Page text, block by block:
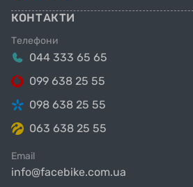
КОНТАКТИ
Телефони
044 333 65 65
099 638 25 55
098 638 25 55
063 638 25 55
Email
info@facebike.com.ua